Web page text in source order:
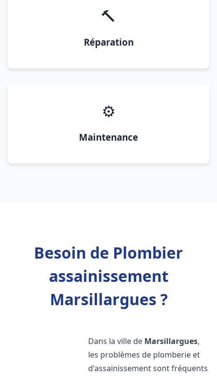
🔨
Réparation
⚙️
Maintenance
Besoin de Plombier
assainissement
Marsillargues ?
Dans la ville de Marsillargues,
les problèmes de plomberie et
d'assainissement sont fréquents